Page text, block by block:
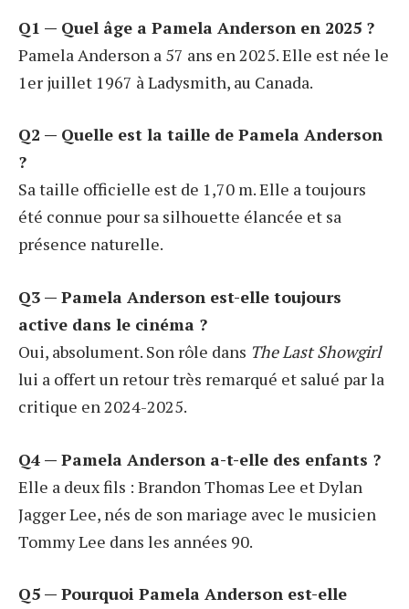
Q1 — Quel âge a Pamela Anderson en 2025 ?
Pamela Anderson a 57 ans en 2025. Elle est née le
1er juillet 1967 à Ladysmith, au Canada.
Q2 — Quelle est la taille de Pamela Anderson
?
Sa taille officielle est de 1,70 m. Elle a toujours
été connue pour sa silhouette élancée et sa
présence naturelle.
Q3 — Pamela Anderson est-elle toujours
active dans le cinéma ?
Oui, absolument. Son rôle dans The Last Showgirl
lui a offert un retour très remarqué et salué par la
critique en 2024-2025.
Q4 — Pamela Anderson a-t-elle des enfants ?
Elle a deux fils : Brandon Thomas Lee et Dylan
Jagger Lee, nés de son mariage avec le musicien
Tommy Lee dans les années 90.
Q5 — Pourquoi Pamela Anderson est-elle